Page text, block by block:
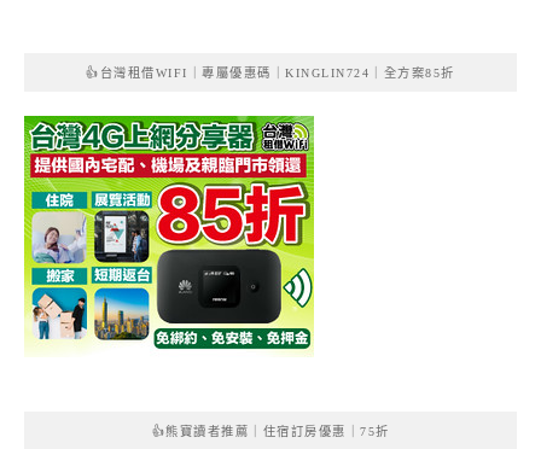
👍台灣租借WIFI｜專屬優惠碼｜KINGLIN724｜全方案85折
👍熊寶讀者推薦｜住宿訂房優惠｜75折